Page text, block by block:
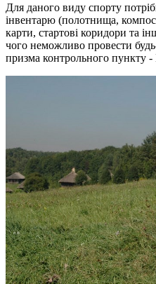
Для даного виду спорту
інвентарю (полотнища,
карти, стартові коридори та
чого неможливо провести
призма контрольного пункту